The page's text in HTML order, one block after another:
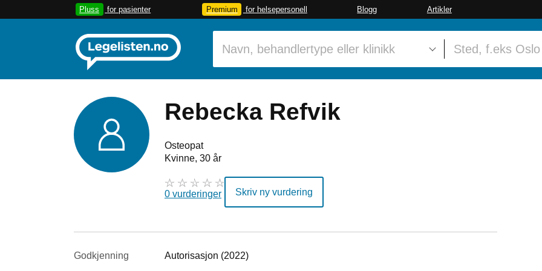
Pluss for pasienter Premium for helsepersonell Blogg Artikler
Rebecka Refvik
Osteopat
Kvinne, 30 år
0 vurderinger Skriv ny vurdering
Godkjenning Autorisasjon (2022)